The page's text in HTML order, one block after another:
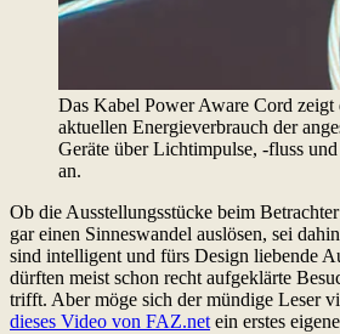
Das Kabel Power Aware Cord zeigt
aktuellen Energieverbrauch der
Geräte über Lichtimpulse, -fluss
an.
Ob die Ausstellungsstücke beim
gar einen Sinneswandel auslösen, sei
sind intelligent und fürs Design liebende
dürften meist schon recht aufgeklärte
trifft. Aber möge sich der mündige Leser
dieses Video von FAZ.net ein erstes